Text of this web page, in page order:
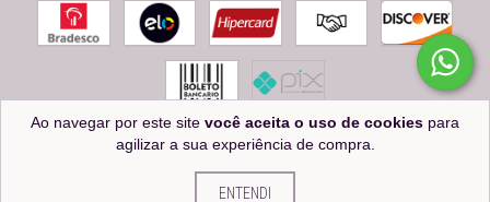
Ao navegar por este site você aceita o uso de cookies para
agilizar a sua experiência de compra.
ENTENDI
Copyright OS CARIMBEIROS - 24574539000112 - 2026. Todos os direitos reservados.